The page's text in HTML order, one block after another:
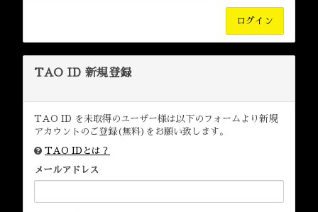
TAO ID 新規登録
TAO ID を未取得のユーザー様は以下のフォームより新規
アカウントのご登録(無料)をお願い致します。
TAO IDとは？
メールアドレス